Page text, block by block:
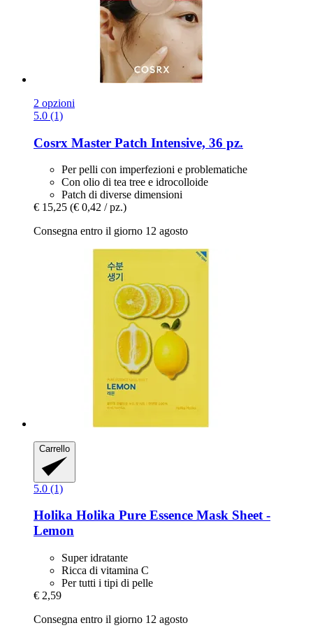
2 opzioni
5.0 (1)
Cosrx Master Patch Intensive, 36 pz.
Per pelli con imperfezioni e problematiche
Con olio di tea tree e idrocolloide
Patch di diverse dimensioni
€ 15,25 (€ 0,42 / pz.)
Consegna entro il giorno 12 agosto
Carrello
5.0 (1)
Holika Holika Pure Essence Mask Sheet -​
Lemon
Super idratante
Ricca di vitamina C
Per tutti i tipi di pelle
€ 2,59
Consegna entro il giorno 12 agosto